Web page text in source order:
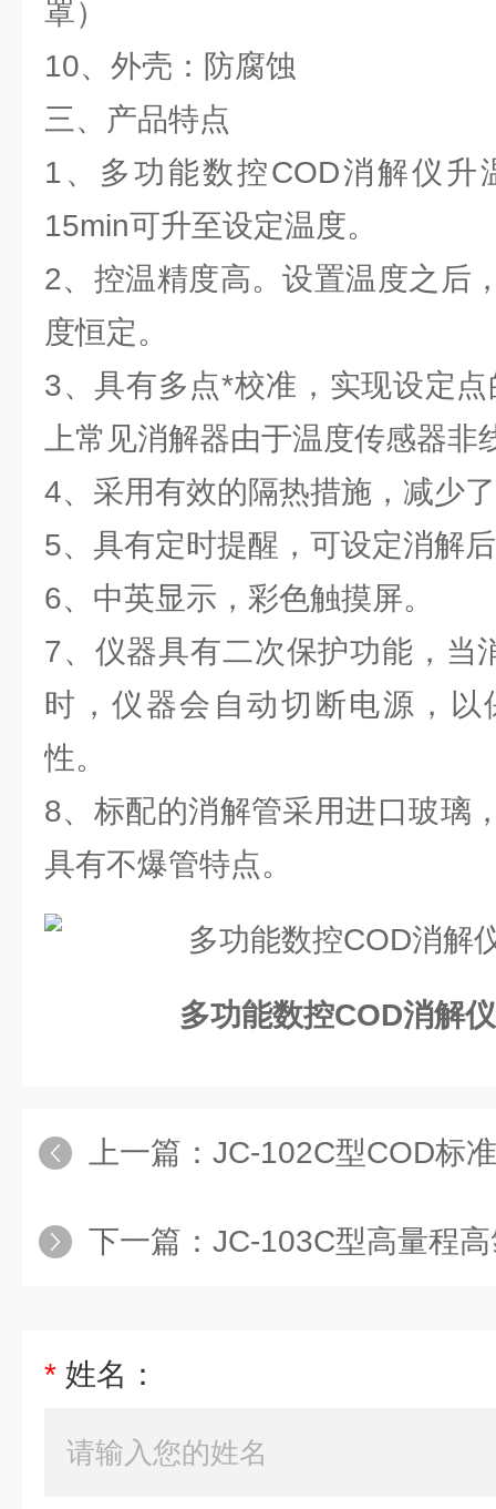
罩）
10、外壳：防腐蚀
三、产品特点
1、多功能数控COD消解仪升
15min可升至设定温度。
2、控温精度高。设置温度之后
度恒定。
3、具有多点*校准，实现设定
上常见消解器由于温度传感器
4、采用有效的隔热措施，减少
5、具有定时提醒，可设定消解
6、中英显示，彩色触摸屏。
7、仪器具有二次保护功能，当
时，仪器会自动切断电源，
性。
8、标配的消解管采用进口玻璃
具有不爆管特点。
多功能数控COD消解
上一篇： JC-102C型COD标
下一篇： JC-103C型高量程
* 姓名：